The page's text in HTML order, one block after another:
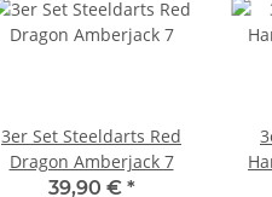
3er Set Steeldarts Red
Dragon Amberjack 7
39,90 € *